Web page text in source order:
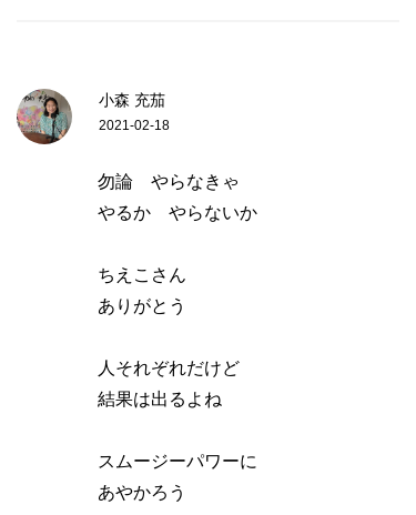
小森 充茄
2021-02-18
勿論 やらなきゃ
やるか やらないか
ちえこさん
ありがとう
人それぞれだけど
結果は出るよね
スムージーパワーに
あやかろう